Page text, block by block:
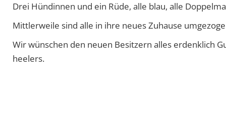
Drei Hündinnen und ein Rüde, alle blau, alle
Mittlerweile sind alle in ihre neues Zuhause
Wir wünschen den neuen Besitzern alles erdenklich
heelers.